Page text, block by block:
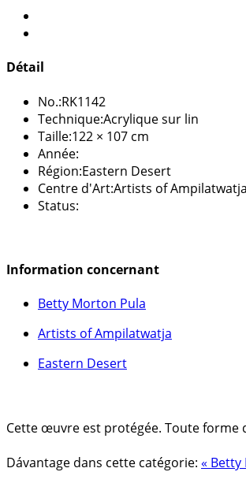
Détail
No.:RK1142
Technique:Acrylique sur lin
Taille:122 × 107 cm
Année:
Région:Eastern Desert
Centre d'Art:Artists of Ampilatwatja
Status:
Information concernant
Betty Morton Pula
Artists of Ampilatwatja
Eastern Desert
Cette œuvre est protégée. Toute forme
Dávantage dans cette catégorie: «